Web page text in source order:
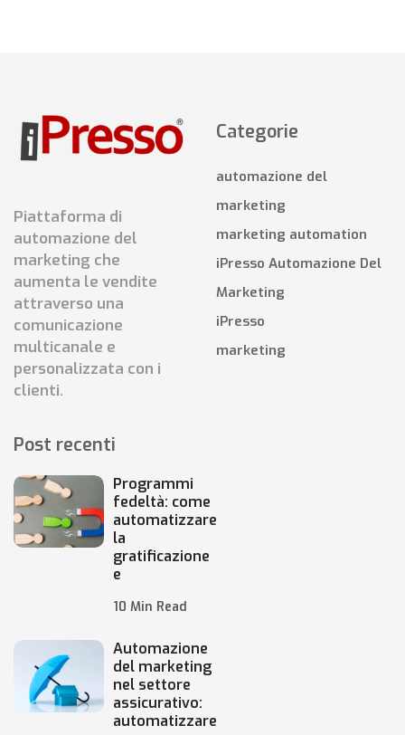
Piattaforma di
automazione del
marketing che
aumenta le vendite
attraverso una
comunicazione
multicanale e
personalizzata con i
clienti.
Categorie
automazione del
marketing
marketing automation
iPresso Automazione Del
Marketing
iPresso
marketing
Post recenti
Programmi
fedeltà: come
automatizzare
la
gratificazione
e
10 Min Read
Automazione
del marketing
nel settore
assicurativo:
automatizzare